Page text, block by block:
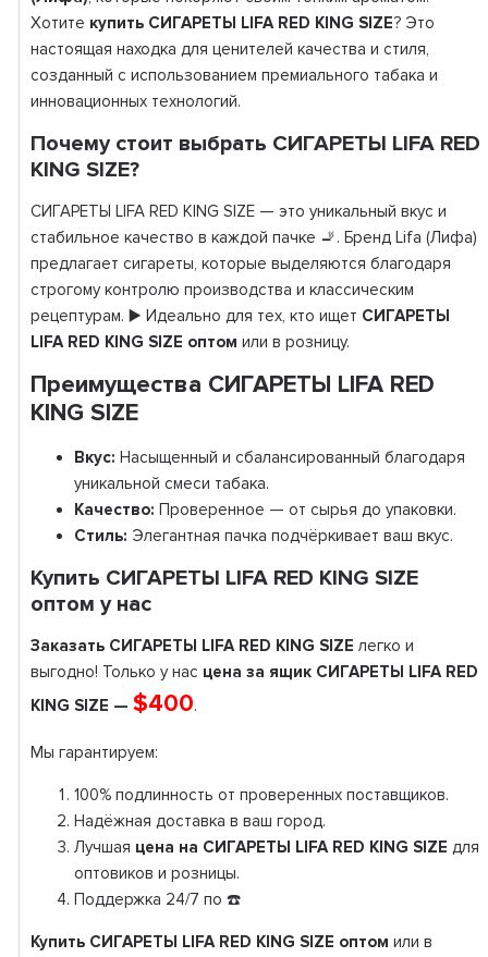
Хотите купить СИГАРЕТЫ LIFA RED KING SIZE? Это
настоящая находка для ценителей качества и стиля,
созданный с использованием премиального табака и
инновационных технологий.
Почему стоит выбрать СИГАРЕТЫ LIFA RED
KING SIZE?
СИГАРЕТЫ LIFA RED KING SIZE — это уникальный вкус и
стабильное качество в каждой пачке 🚬. Бренд Lifa (Лифа)
предлагает сигареты, которые выделяются благодаря
строгому контролю производства и классическим
рецептурам. ▶️ Идеально для тех, кто ищет СИГАРЕТЫ
LIFA RED KING SIZE оптом или в розницу.
Преимущества СИГАРЕТЫ LIFA RED
KING SIZE
Вкус: Насыщенный и сбалансированный благодаря
уникальной смеси табака.
Качество: Проверенное — от сырья до упаковки.
Стиль: Элегантная пачка подчёркивает ваш вкус.
Купить СИГАРЕТЫ LIFA RED KING SIZE
оптом у нас
Заказать СИГАРЕТЫ LIFA RED KING SIZE легко и
выгодно! Только у нас цена за ящик СИГАРЕТЫ LIFA RED
KING SIZE — $400.
Мы гарантируем:
100% подлинность от проверенных поставщиков.
Надёжная доставка в ваш город.
Лучшая цена на СИГАРЕТЫ LIFA RED KING SIZE для
оптовиков и розницы.
Поддержка 24/7 по ☎️
Купить СИГАРЕТЫ LIFA RED KING SIZE оптом или в